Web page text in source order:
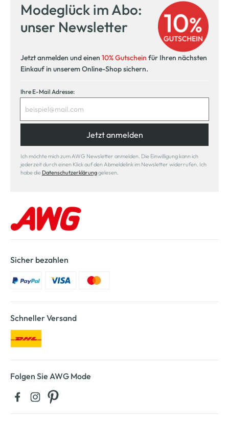
Modeglück im Abo:
unser Newsletter
Jetzt anmelden und einen 10% Gutschein für Ihren nächsten
Einkauf in unserem Online-Shop sichern.
Ihre E-Mail Adresse:
Jetzt anmelden
Ich möchte mich zum AWG Newsletter anmelden. Die Einwilligung kann ich
jederzeit durch einen Klick auf den Abmeldelink im Newsletter widerrufen. Ich
habe die Datenschutzerklärunggelesen.
Sicher bezahlen
Schneller Versand
Folgen Sie AWG Mode